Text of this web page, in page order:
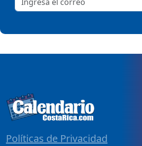
Políticas de Privacidad